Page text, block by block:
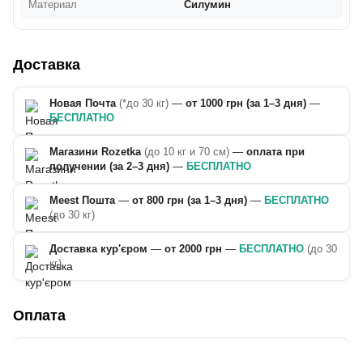
Материал Силумин
Доставка
Новая Почта (*до 30 кг) — от 1000 грн (за 1–3 дня) —
БЕСПЛАТНО
Магазини Rozetka (до 10 кг и 70 см) — оплата при
получении (за 2–3 дня) — БЕСПЛАТНО
Meest Пошта — от 800 грн (за 1–3 дня) — БЕСПЛАТНО
(до 30 кг)
Доставка кур'єром — от 2000 грн — БЕСПЛАТНО (до 30
кг)
Оплата